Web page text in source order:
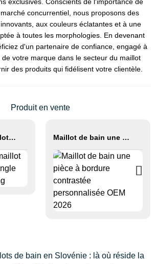
concurrentiel, nous proposons des
aux couleurs éclatantes et à une
à toutes les morphologies. En devenant
d'un partenaire de confiance, engagé à
votre marque dans le secteur du maillot
des produits qui fidélisent votre clientèle.
Produit en vente
Ensemble de maillot de bain bikini triangle pour femme, string Maillot de bain une pièce à bordure contrastée personnalisée OEM 2026
de bain en Slovénie : là où réside la